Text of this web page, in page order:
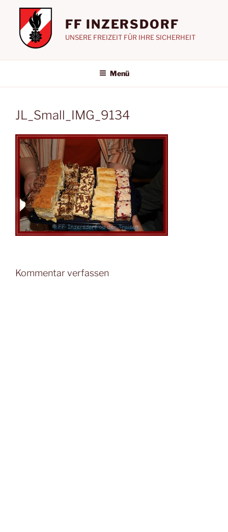
springen
FF INZERSDORF
UNSERE FREIZEIT FÜR IHRE SICHERHEIT
Menü
JL_Small_IMG_9134
Kommentar verfassen